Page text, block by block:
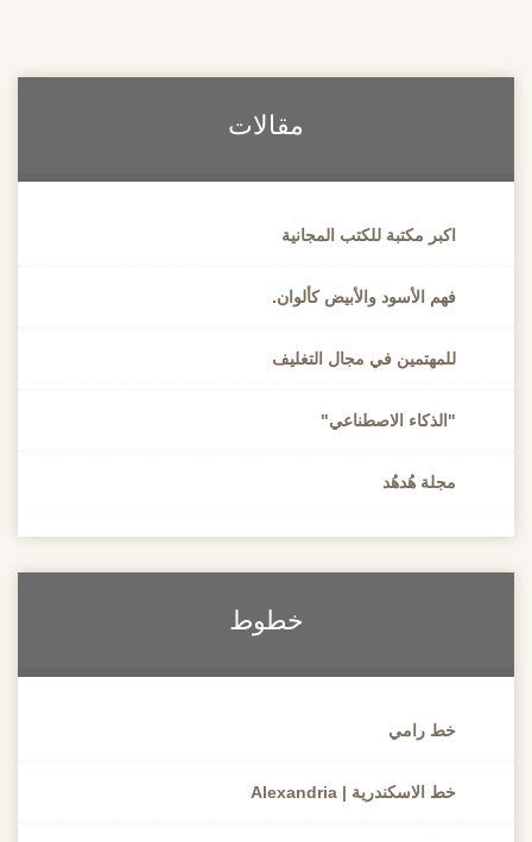
مقالات
اكبر مكتبة للكتب المجانية
فهم الأسود والأبيض كألوان.
للمهتمين في مجال التغليف
"الذكاء الاصطناعي"
مجلة هُدهُد
خطوط
خط رامي
خط الاسكندرية | Alexandria